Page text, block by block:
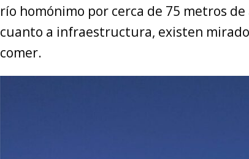
río homónimo por cerca de 75 metros
cuanto a infraestructura, existen
comer.